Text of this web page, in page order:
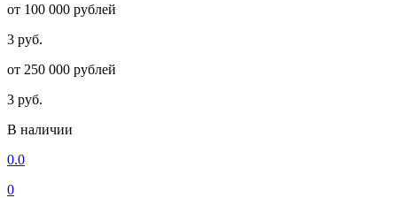
от 100 000 рублей
3 руб.
от 250 000 рублей
3 руб.
В наличии
0.0
0